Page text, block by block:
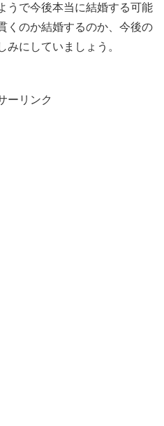
うで今後本当に結婚する可能
くのか結婚するのか、今後の
にしていましょう。
ーリンク